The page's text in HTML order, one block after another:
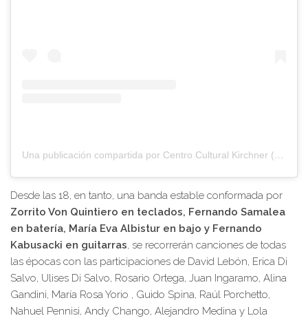
Una publicación compartida por Centro Cultural Kirchner (@elcckirchner)
Desde las 18, en tanto, una banda estable conformada por
Zorrito Von Quintiero en teclados, Fernando Samalea
en batería, María Eva Albistur en bajo y Fernando
Kabusacki en guitarras, se recorrerán canciones de todas
las épocas con las participaciones de David Lebón, Erica Di
Salvo, Ulises Di Salvo, Rosario Ortega, Juan Ingaramo, Alina
Gandini, María Rosa Yorio , Guido Spina, Raúl Porchetto,
Nahuel Pennisi, Andy Chango, Alejandro Medina y Lola